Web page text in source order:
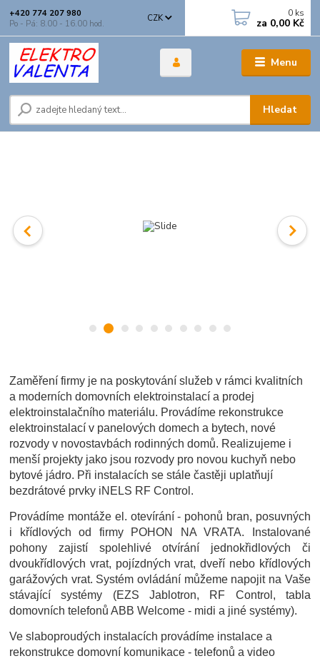
Menu
CZK
Hledat
+420 774 207 980
Po - Pá: 8.00 - 16.00 hod.
0 ks
za 0,00 Kč
Zaměření firmy je na poskytování služeb v rámci kvalitních
a moderních domovních elektroinstalací a prodej
elektroinstalačního materiálu. Provádíme rekonstrukce
elektroinstalací v panelových domech a bytech, nové
rozvody v novostavbách rodinných domů. Realizujeme i
menší projekty jako jsou rozvody pro novou kuchyň nebo
bytové jádro. Při instalacích se stále častěji uplatňují
bezdrátové prvky iNELS RF Control.
Provádíme montáže el. otevírání - pohonů bran, posuvných
i křídlových od firmy POHON NA VRATA. Instalované
pohony zajistí spolehlivé otvírání jednokřidlových či
dvoukřídlových vrat, pojízdných vrat, dveří nebo křídlových
garážových vrat. Systém ovládání můžeme napojit na Vaše
stávající systémy (EZS Jablotron, RF Control, tabla
domovních telefonů ABB Welcome - midi a jiné systémy).
Ve slaboproudých instalacích provádíme instalace a
rekonstrukce domovní komunikace - telefonů a video